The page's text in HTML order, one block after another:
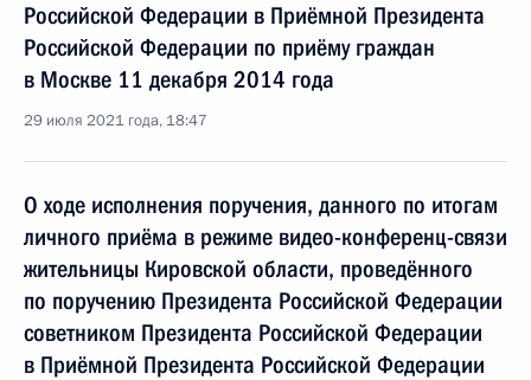
Российской Федерации в Приёмной Президента
Российской Федерации по приёму граждан
в Москве 11 декабря 2014 года
29 июля 2021 года, 18:47
О ходе исполнения поручения, данного по итогам
личного приёма в режиме видео-конференц-связи
жительницы Кировской области, проведённого
по поручению Президента Российской Федерации
советником Президента Российской Федерации
в Приёмной Президента Российской Федерации